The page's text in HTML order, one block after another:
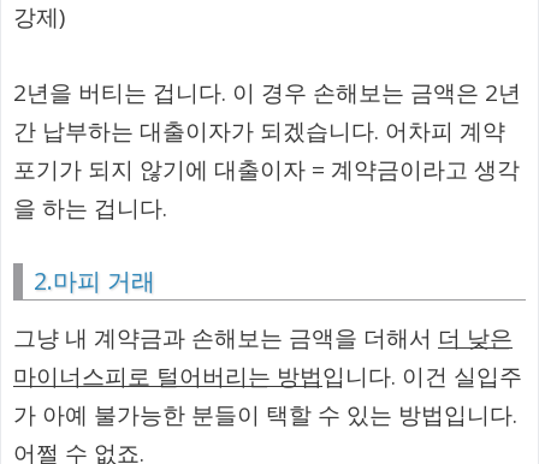
강제)
2년을 버티는 겁니다. 이 경우 손해보는 금액은 2년
간 납부하는 대출이자가 되겠습니다. 어차피 계약
포기가 되지 않기에 대출이자 = 계약금이라고 생각
을 하는 겁니다.
2.마피 거래
그냥 내 계약금과 손해보는 금액을 더해서 더 낮은
마이너스피로 털어버리는 방법입니다. 이건 실입주
가 아예 불가능한 분들이 택할 수 있는 방법입니다.
어쩔 수 없죠.